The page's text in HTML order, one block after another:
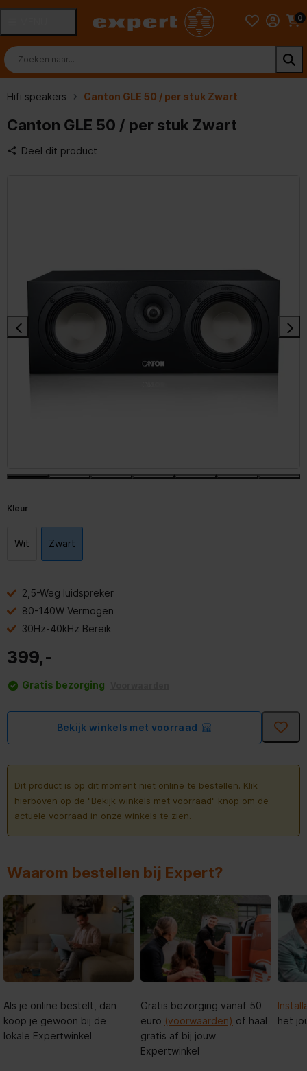
0
Hifi speakers Canton GLE 50 / per stuk Zwart
Canton GLE 50 / per stuk Zwart
Deel dit product
Kleur
Wit Zwart
2,5-Weg luidspreker
80-140W Vermogen
30Hz-40kHz Bereik
399,-
Gratis bezorging
Bekijk winkels met voorraad
Dit product is op dit moment niet online te bestellen. Klik
hierboven op de "Bekijk winkels met voorraad" knop om de
actuele voorraad in onze winkels te zien.
Waarom bestellen bij Expert?
Als je online bestelt, dan
koop je gewoon bij de
lokale Expertwinkel
Gratis bezorging vanaf 50
euro (voorwaarden) of haal
gratis af bij jouw
Expertwinkel
het